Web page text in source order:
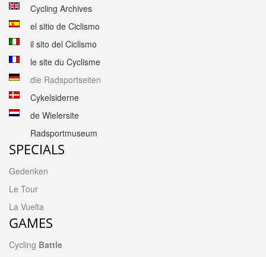
Cycling Archives
el sitio de Ciclismo
il sito del Ciclismo
le site du Cyclisme
die Radsportseiten
Cykelsiderne
de Wielersite
Radsportmuseum
SPECIALS
Gedenken
Le Tour
La Vuelta
GAMES
Cycling Battle